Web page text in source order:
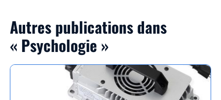
Autres publications dans
« Psychologie »